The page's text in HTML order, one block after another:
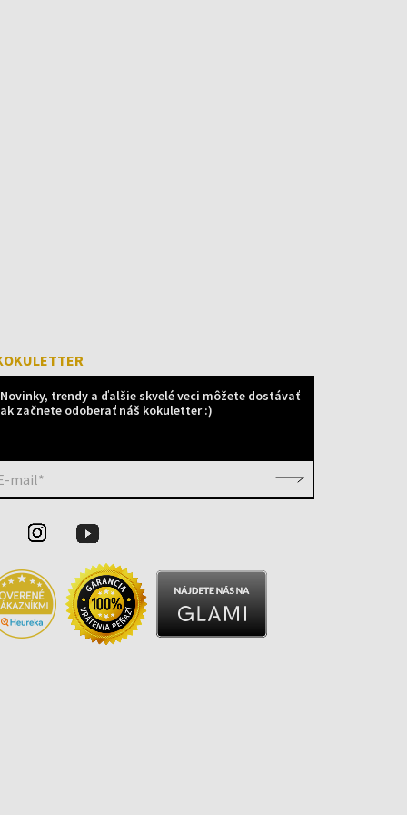
Novinky, trendy a ďalšie skvelé veci môžete dostávať
ak začnete odoberať náš kokuletter :)
mail*